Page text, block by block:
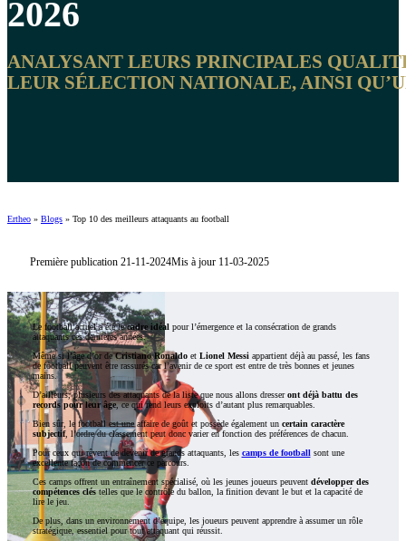
2026
ANALYSANT LEURS PRINCIPALES
LEUR SÉLECTION NATIONALE, AINSI
Ertheo » Blogs » Top 10 des meilleurs attaquants au football
Première publication 21-11-2024Mis à jour 11-03-2025
Le football actuel a été lecadre idéalpour l’émergence et la consécration de grands
attaquants ces dernières années.
Même si l’âge d’or deCristiano Ronaldoet Lionel Messiappartient déjà au passé, les fans
de football peuvent être rassurés car l’avenir de ce sport est entre de très bonnes et jeunes
mains.
D’ailleurs, plusieurs des attaquants de la liste que nous allons dresseront déjà battu des
records pour leur âge, ce qui rend leurs exploits d’autant plus remarquables.
Bien sûr, le football est une affaire de goût et possède également un certain caractère
subjectif, l’ordre du classement peut donc varier en fonction des préférences de chacun.
Pour ceux qui rêvent de devenir de grands attaquants, les camps de footballsont une
excellente façon de commencer ce parcours.
Ces camps offrent un entraînement spécialisé, où les jeunes joueurs peuvent développer des
compétences cléstelles que le contrôle du ballon, la finition devant le but et la capacité de
lire le jeu.
De plus, dans un environnement d’équipe, les joueurs peuvent apprendre à assumer un rôle
stratégique, essentiel pour tout attaquant qui réussit.